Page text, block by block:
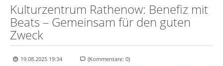
Kulturzentrum Rathenow: Benefiz mit
Beats – Gemeinsam für den guten
Zweck
19.08.2025 19:34 (Kommentare: 0)